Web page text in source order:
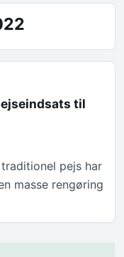
til
pejs har
masse rengøring